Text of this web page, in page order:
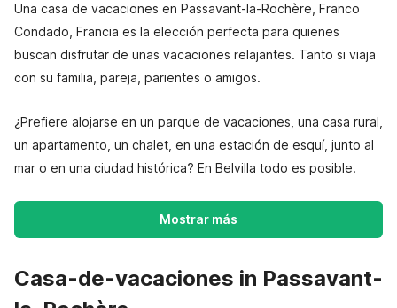
Una casa de vacaciones en Passavant-la-Rochère, Franco
Condado, Francia es la elección perfecta para quienes
buscan disfrutar de unas vacaciones relajantes. Tanto si viaja
con su familia, pareja, parientes o amigos.
¿Prefiere alojarse en un parque de vacaciones, una casa rural,
un apartamento, un chalet, en una estación de esquí, junto al
mar o en una ciudad histórica? En Belvilla todo es posible.
Mostrar más
Casa-de-vacaciones in Passavant-